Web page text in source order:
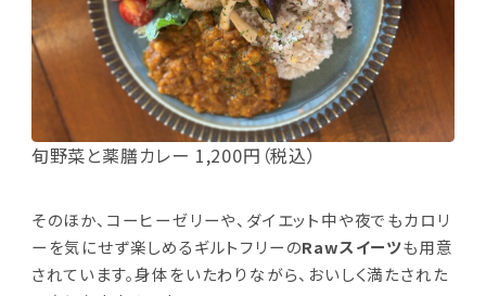
旬野菜と薬膳カレー 1,200円（税込）
そのほか、コーヒーゼリーや、ダイエット中や夜でもカロリ
ーを気にせず楽しめるギルトフリーのRawスイーツも用意
されています。身体をいたわりながら、おいしく満たされた